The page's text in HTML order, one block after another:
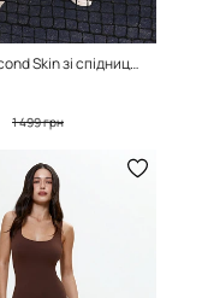
Сукня Second Skin зі спідницею в складку, Bubble Pink
1 499 грн